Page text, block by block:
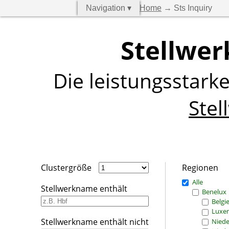
Navigation ▾ Home → Sts Inquiry
Die
Clustergröße
Stellwerkname enthält
Stellwerkname enthält nicht
Regionen
Alle
Benelux